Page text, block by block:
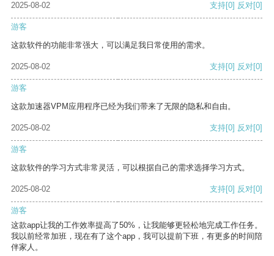
2025-08-02 支持[0] 反对[0]
游客
这款软件的功能非常强大，可以满足我日常使用的需求。
2025-08-02 支持[0] 反对[0]
游客
这款加速器VPM应用程序已经为我们带来了无限的隐私和自由。
2025-08-02 支持[0] 反对[0]
游客
这款软件的学习方式非常灵活，可以根据自己的需求选择学习方式。
2025-08-02 支持[0] 反对[0]
游客
这款app让我的工作效率提高了50%，让我能够更轻松地完成工作任务。
我以前经常加班，现在有了这个app，我可以提前下班，有更多的时间陪
伴家人。